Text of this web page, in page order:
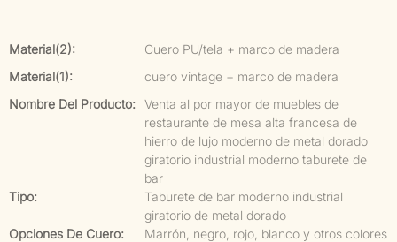
Material(2):
Cuero PU/tela + marco de madera
Material(1):
cuero vintage + marco de madera
Nombre Del Producto:
Venta al por mayor de muebles de
restaurante de mesa alta francesa de
hierro de lujo moderno de metal dorado
giratorio industrial moderno taburete de
bar
Tipo:
Taburete de bar moderno industrial
giratorio de metal dorado
Opciones De Cuero:
Marrón, negro, rojo, blanco y otros colores